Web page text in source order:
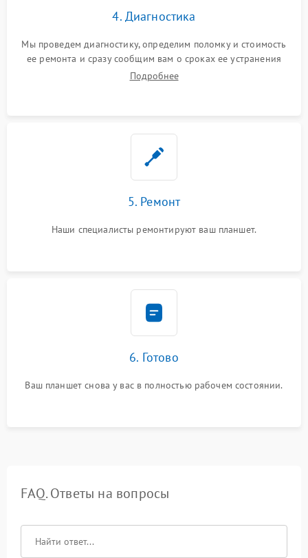
4. Диагностика
Мы проведем диагностику, определим поломку и стоимость
ее ремонта и сразу сообщим вам о сроках ее устранения
Подробнее
5. Ремонт
Наши специалисты ремонтируют ваш планшет.
6. Готово
Ваш планшет снова у вас в полностью рабочем состоянии.
FAQ. Ответы на вопросы